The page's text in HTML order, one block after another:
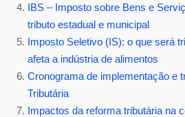
IBS – Imposto sobre Bens e
tributo estadual e municipal
Imposto Seletivo (IS): o que será
afeta a indústria de alimentos
Cronograma de implementação e
Tributária
Impactos da reforma tributária na